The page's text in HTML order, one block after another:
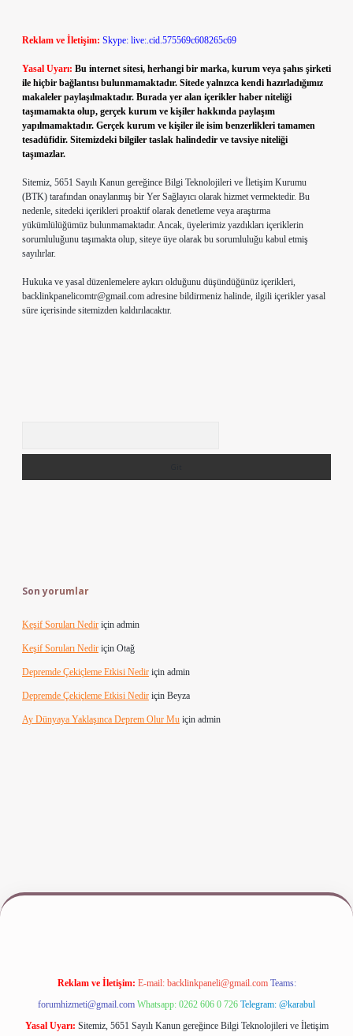
Reklam ve İletişim: Skype: live:.cid.575569c608265c69
Yasal Uyarı: Bu internet sitesi, herhangi bir marka, kurum veya şahıs şirketi
ile hiçbir bağlantısı bulunmamaktadır. Sitede yalnızca kendi hazırladığımız
makaleler paylaşılmaktadır. Burada yer alan içerikler haber niteliği
taşımamakta olup, gerçek kurum ve kişiler hakkında paylaşım
yapılmamaktadır. Gerçek kurum ve kişiler ile isim benzerlikleri tamamen
tesadüfidir. Sitemizdeki bilgiler taslak halindedir ve tavsiye niteliği
taşımazlar.
Sitemiz, 5651 Sayılı Kanun gereğince Bilgi Teknolojileri ve İletişim Kurumu
(BTK) tarafından onaylanmış bir Yer Sağlayıcı olarak hizmet vermektedir. Bu
nedenle, sitedeki içerikleri proaktif olarak denetleme veya araştırma
yükümlülüğümüz bulunmamaktadır. Ancak, üyelerimiz yazdıkları içeriklerin
sorumluluğunu taşımakta olup, siteye üye olarak bu sorumluluğu kabul etmiş
sayılırlar.
Hukuka ve yasal düzenlemelere aykırı olduğunu düşündüğünüz içerikleri,
backlinkpanelicomtr@gmail.com adresine bildirmeniz halinde, ilgili içerikler yasal
süre içerisinde sitemizden kaldırılacaktır.
Son yorumlar
Keşif Soruları Nedir için admin
Keşif Soruları Nedir için Otağ
Depremde Çekiçleme Etkisi Nedir için admin
Depremde Çekiçleme Etkisi Nedir için Beyza
Ay Dünyaya Yaklaşınca Deprem Olur Mu için admin
www.betexper.xyz/
Reklam ve İletişim: E-mail: backlinkpaneli@gmail.com Teams:
forumhizmeti@gmail.com Whatsapp: 0262 606 0 726 Telegram: @karabul
Yasal Uyarı: Sitemiz, 5651 Sayılı Kanun gereğince Bilgi Teknolojileri ve İletişim